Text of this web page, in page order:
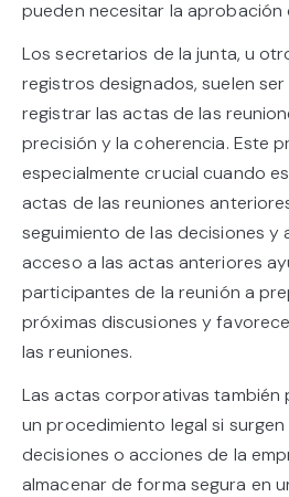
pueden necesitar la aprobación
Los secretarios de la junta, u
registros designados, suelen
registrar las actas de las
precisión y la coherencia. Este
especialmente crucial cuando
actas de las reuniones
seguimiento de las decisiones y
acceso a las actas anteriores
participantes de la reunión a
próximas discusiones y
las reuniones.
Las actas corporativas también
un procedimiento legal si
decisiones o acciones de la
almacenar de forma segura en